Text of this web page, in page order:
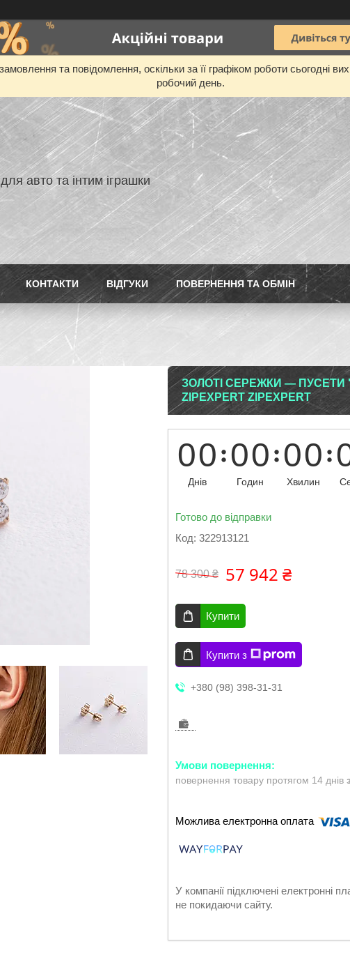
та повідомлення, оскільки за її графіком роботи сьогодні
робочий день.
авто та інтим іграшки
КОНТАКТИ ВIДГУКИ ПОВЕРНЕННЯ ТА ОБМIН
ЗОЛОТІ СЕРЕЖКИ — ПУСЕТИ
ZIPEXPERT ZIPEXPERT
00
Днів
00
Годин
00
Хвилин
Готово до відправки
Код: 322913121
78 300 ₴ 57 942 ₴
Купити
Купити з
+380 (98) 398-31-31
повернення товару протягом 14 днів
У компанії підключені електронні
не покидаючи сайту.